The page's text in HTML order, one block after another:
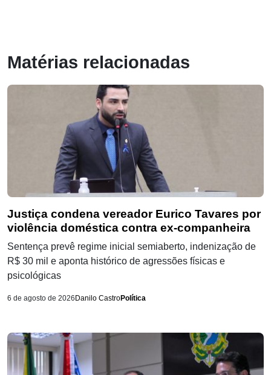
Matérias relacionadas
Justiça condena vereador Eurico Tavares por
violência doméstica contra ex-companheira
Sentença prevê regime inicial semiaberto, indenização de
R$ 30 mil e aponta histórico de agressões físicas e
psicológicas
6 de agosto de 2026 Danilo CastroPolítica